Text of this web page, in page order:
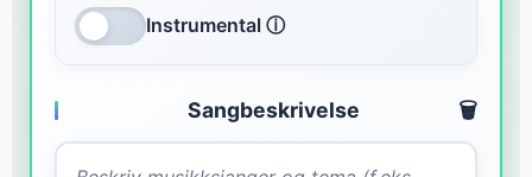
Instrumental ⓘ
Sangbeskrivelse 🗑️